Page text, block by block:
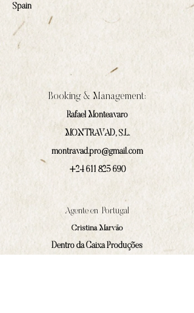
Spain
Booking & Management:
Rafael Monteavaro
MONTRAVAD, S.L.
montravad.pro@gmail.com
+24 611 825 690
Agente en Portugal
Cristina Marväo
Dentro da Caixa Produções